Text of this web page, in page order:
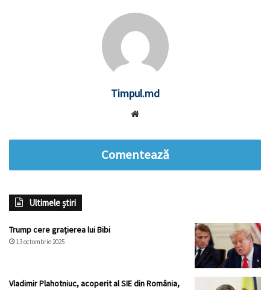
Timpul.md
Comentează
Ultimele știri
Trump cere grațierea lui Bibi
13 octombrie 2025
Vladimir Plahotniuc, acoperit al SIE din România,